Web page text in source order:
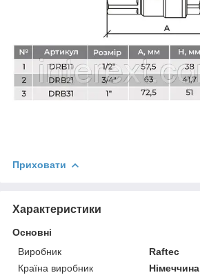
Приховати
Характеристики
Основні
Виробник
Raftec
Країна виробник
Німеччина